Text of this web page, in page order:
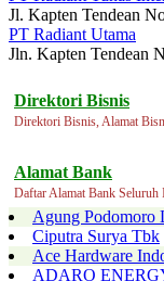
Jl. Kapten Tendean
PT Radiant Utama
Jln. Kapten Tendean
Direktori Bisnis
Direktori Bisnis, Alamat
Alamat Bank
Daftar Alamat Bank Seluruh
Agung Podomoro
Ciputra Surya Tbk
Ace Hardware
ADARO